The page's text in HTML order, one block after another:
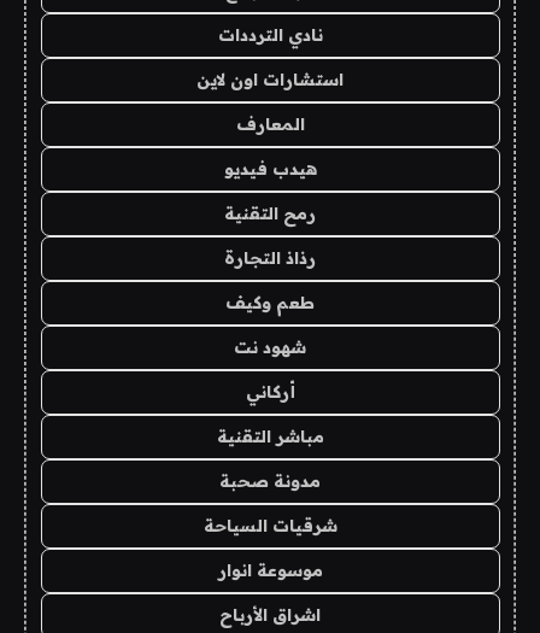
نادي الترددات
استشارات اون لاين
المعارف
هيدب فيديو
رمح التقنية
رذاذ التجارة
طعم وكيف
شهود نت
أركاني
مباشر التقنية
مدونة صحبة
شرقيات السياحة
موسوعة انوار
اشراق الأرباح